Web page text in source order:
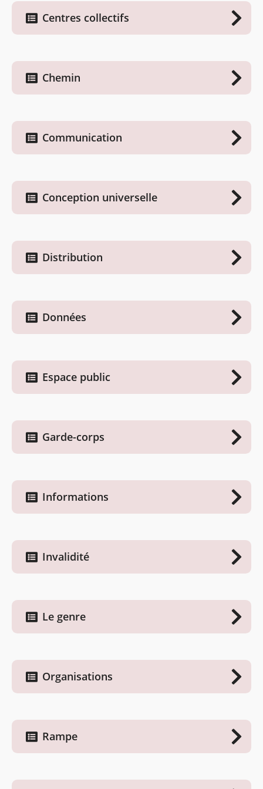
Centres collectifs
Chemin
Communication
Conception universelle
Distribution
Données
Espace public
Garde-corps
Informations
Invalidité
Le genre
Organisations
Rampe